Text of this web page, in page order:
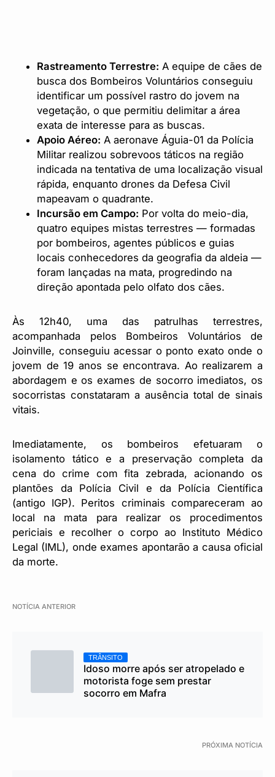
Rastreamento Terrestre: A equipe de cães de
busca dos Bombeiros Voluntários conseguiu
identificar um possível rastro do jovem na
vegetação, o que permitiu delimitar a área
exata de interesse para as buscas.
Apoio Aéreo: A aeronave Águia-01 da Polícia
Militar realizou sobrevoos táticos na região
indicada na tentativa de uma localização visual
rápida, enquanto drones da Defesa Civil
mapeavam o quadrante.
Incursão em Campo: Por volta do meio-dia,
quatro equipes mistas terrestres — formadas
por bombeiros, agentes públicos e guias
locais conhecedores da geografia da aldeia —
foram lançadas na mata, progredindo na
direção apontada pelo olfato dos cães.
Às 12h40, uma das patrulhas terrestres,
acompanhada pelos Bombeiros Voluntários de
Joinville, conseguiu acessar o ponto exato onde o
jovem de 19 anos se encontrava. Ao realizarem a
abordagem e os exames de socorro imediatos, os
socorristas constataram a ausência total de sinais
vitais.
Imediatamente, os bombeiros efetuaram o
isolamento tático e a preservação completa da
cena do crime com fita zebrada, acionando os
plantões da Polícia Civil e da Polícia Científica
(antigo IGP). Peritos criminais compareceram ao
local na mata para realizar os procedimentos
periciais e recolher o corpo ao Instituto Médico
Legal (IML), onde exames apontarão a causa oficial
da morte.
NOTÍCIA ANTERIOR
TRÂNSITO
Idoso morre após ser atropelado e
motorista foge sem prestar
socorro em Mafra
PRÓXIMA NOTÍCIA